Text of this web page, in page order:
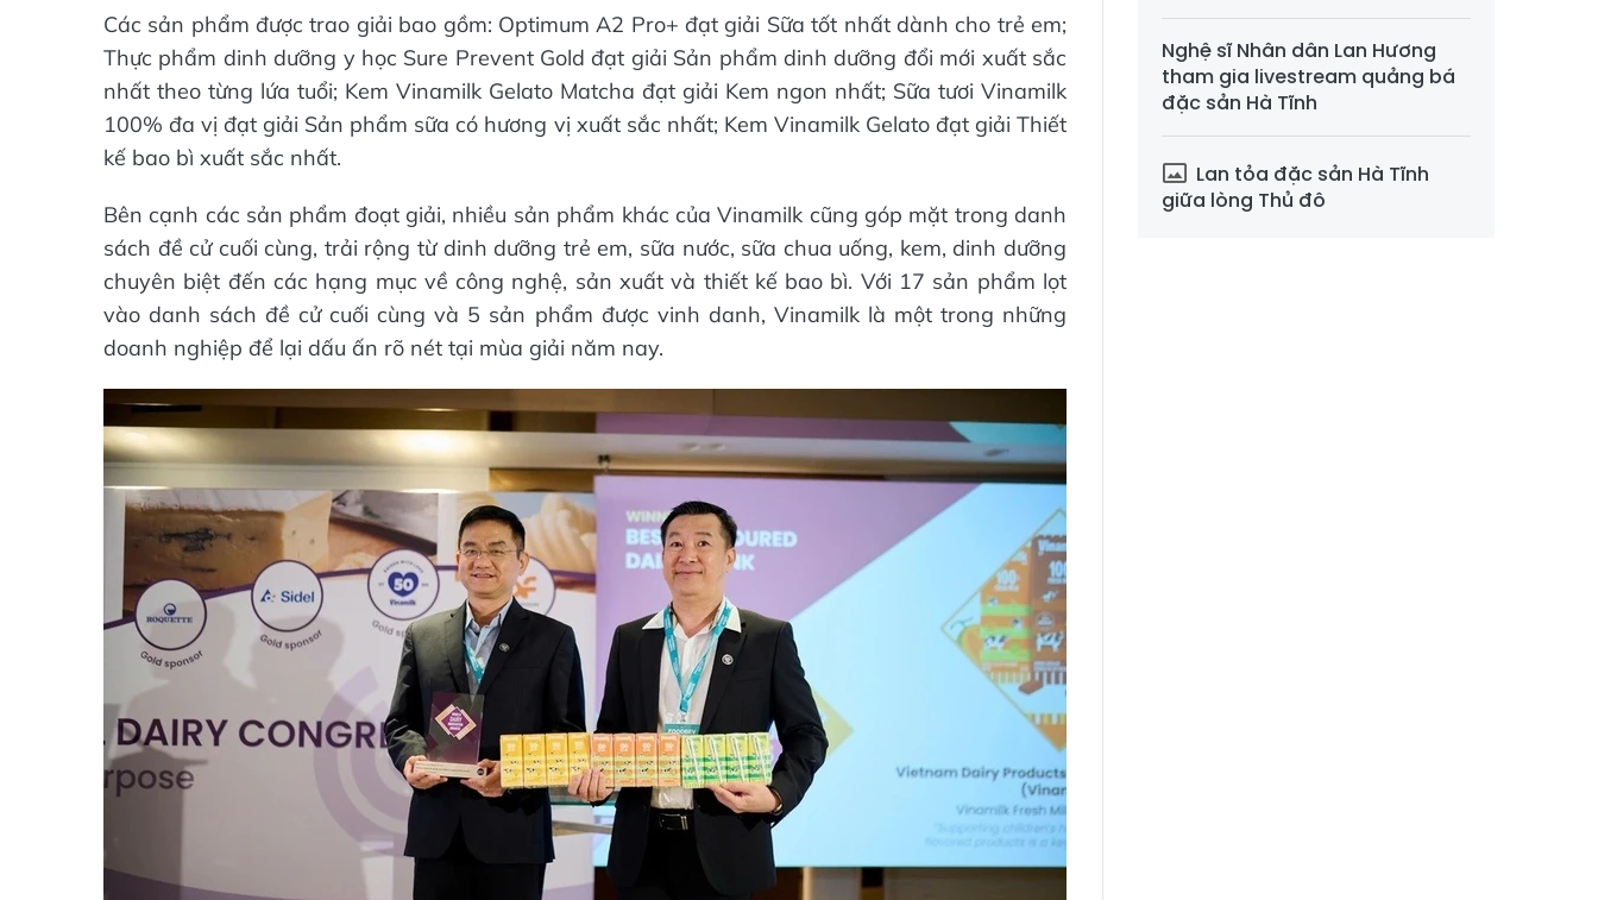
Các sản phẩm được trao giải bao gồm: Optimum A2 Pro+ đạt giải Sữa tốt nhất dành cho trẻ em;
Thực phẩm dinh dưỡng y học Sure Prevent Gold đạt giải Sản phẩm dinh dưỡng đổi mới xuất sắc
nhất theo từng lứa tuổi; Kem Vinamilk Gelato Matcha đạt giải Kem ngon nhất; Sữa tươi Vinamilk
100% đa vị đạt giải Sản phẩm sữa có hương vị xuất sắc nhất; Kem Vinamilk Gelato đạt giải Thiết
kế bao bì xuất sắc nhất.
Bên cạnh các sản phẩm đoạt giải, nhiều sản phẩm khác của Vinamilk cũng góp mặt trong danh
sách đề cử cuối cùng, trải rộng từ dinh dưỡng trẻ em, sữa nước, sữa chua uống, kem, dinh dưỡng
chuyên biệt đến các hạng mục về công nghệ, sản xuất và thiết kế bao bì. Với 17 sản phẩm lọt
vào danh sách đề cử cuối cùng và 5 sản phẩm được vinh danh, Vinamilk là một trong những
doanh nghiệp để lại dấu ấn rõ nét tại mùa giải năm nay.
Nghệ sĩ Nhân dân Lan Hương
tham gia livestream quảng bá
đặc sản Hà Tĩnh
Lan tỏa đặc sản Hà Tĩnh
giữa lòng Thủ đô